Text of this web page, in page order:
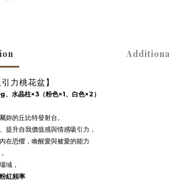
力桃花盆】
、水晶柱×3（粉色×1、白色×2）
妳的丘比特發射台。
提升自我價值感與情感吸引力，
在恐懼，喚醒愛與被愛的能力
域，
紅頻率